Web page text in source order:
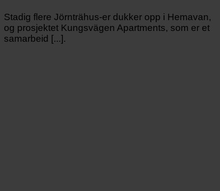
Stadig flere Jörnträhus-er dukker opp i Hemavan,
og prosjektet Kungsvägen Apartments, som er et
samarbeid [...].